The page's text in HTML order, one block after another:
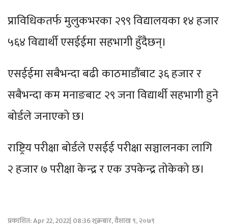
प्राविधिकतर्फ मुलुकभरका २९९ विद्यालयका १४ हजार
५६४ विद्यार्थी एसईईमा सहभागी हुँदैछन्।
एसईईमा सबैभन्दा बढी काठमाडौंबाट ३६ हजार र
सबैभन्दा कम मनाङबाट २९ जना विद्यार्थी सहभागी हुने
बोर्डले जनाएको छ।
राष्ट्रिय परीक्षा बोर्डले एसईई परीक्षा सञ्चालनका लागि
२ हजार ७ परीक्षा केन्द्र र एक उपकेन्द्र तोकेको छ।
प्रकाशित: Apr 22, 2022| 08:36 शुक्रबार, वैशाख ९, २०७९